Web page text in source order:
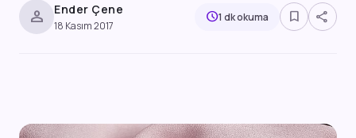
person Ender Çene
18 Kasım 2017
schedule1 dk okuma bookmark_border share